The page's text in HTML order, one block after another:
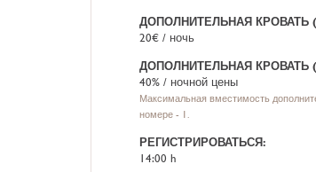
ДОПОЛНИТЕЛЬНАЯ КРОВАТЬ
20€ / ночь
ДОПОЛНИТЕЛЬНАЯ КРОВАТЬ
40% / ночной цены
Максимальная вместимость
номере - 1.
РЕГИСТРИРОВАТЬСЯ:
14:00 h